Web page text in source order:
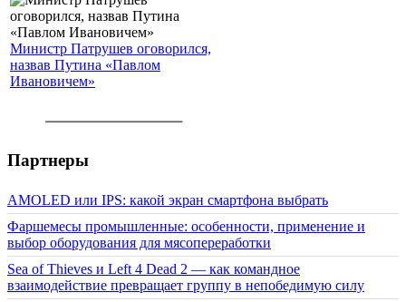
Министр Патрушев оговорился,
назвав Путина «Павлом
Ивановичем»
Партнеры
AMOLED или IPS: какой экран смартфона выбрать
Фаршемесы промышленные: особенности, применение и
выбор оборудования для мясопереработки
Sea of Thieves и Left 4 Dead 2 — как командное
взаимодействие превращает группу в непобедимую силу